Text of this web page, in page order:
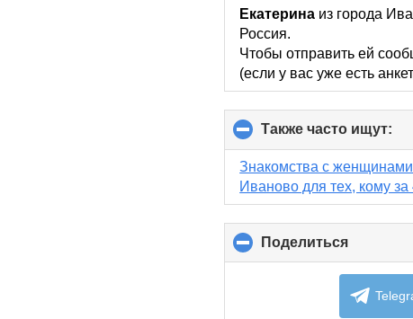
Екатерина из города
Россия.
Чтобы отправить ей
(если у вас уже есть
Также часто ищут:
to
Знакомства с
Иваново для тех, кому за
Поделиться
to
collapse
contents